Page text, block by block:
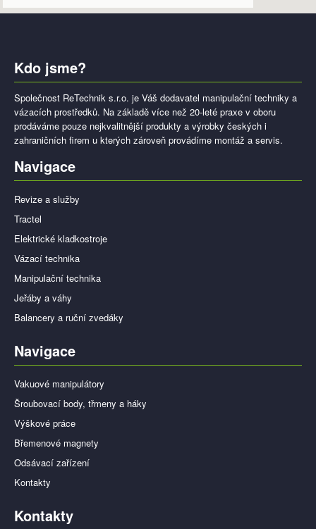
Montážní třmeny
Uchycovací háky
Výškové práce
Absorpce nárazu
Pracovní zachycovací postroje
Záchytné systémy proti pádu
Břemenové magnety
Břemenové magnety NEO LIFT
Břemenový magnet NEO HOT
Odsávací zařízení
Odsávací WeldFil Compact
Ventilátory a odsávací ramena
Mobilní odsávací systémy
Prostorové větrání CleanAirTower
Stacionární filtrační zařízení
Kdo jsme?
Společnost ReTechnik s.r.o. je Váš dodavatel manipulační techniky a
vázacích prostředků. Na základě více než 20-leté praxe v oboru
prodáváme pouze nejkvalitnější produkty a výrobky českých i
zahraničních firem u kterých zároveň provádíme montáž a servis.
Navigace
Revize a služby
Tractel
Elektrické kladkostroje
Vázací technika
Manipulační technika
Jeřáby a váhy
Balancery a ruční zvedáky
Navigace
Vakuové manipulátory
Šroubovací body, třmeny a háky
Výškové práce
Břemenové magnety
Odsávací zařízení
Kontakty
Kontakty